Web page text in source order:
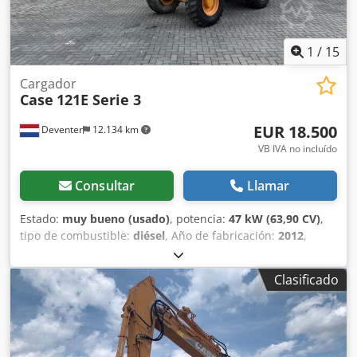
1 / 15
Deventer 12.134 km
Cargador
Case 121E Serie 3
EUR 18.500
VB IVA no incluído
Consultar Llamar
Estado: muy bueno (usado), potencia: 47 kW (63,90 CV),
tipo de combustible: diésel, Año de fabricación: 2012,
1.060 h
adicionales = - Control con 2 pedales - Cabina cerrada =
Notas = Serie CASE 121E, modelo 3 – Año de fabricación:
2012 – 1.060 horas de funcionamiento Pala cargadora de la
serie CASE 121E, modelo 3, año de fabricación: 2012. La
máquina se encuentra en buen estado y solo tiene 1.060
horas de funcionamiento. La máquina se encuentra en
Clasificado